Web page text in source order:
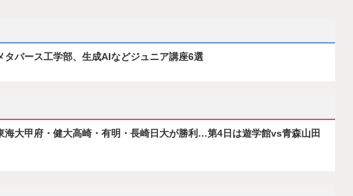
タバース工学部、生成AIなどジュニア講座6選
海大甲府・健大高崎・有明・長崎日大が勝利…第4日は遊学館vs青森山田